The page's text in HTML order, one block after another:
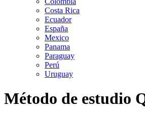
Costa Rica
Ecuador
España
Mexico
Panama
Paraguay
Perú
Uruguay
Método de estudio